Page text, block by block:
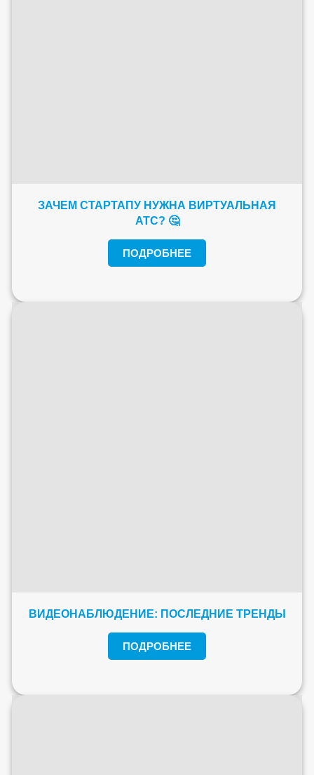
ЗАЧЕМ СТАРТАПУ НУЖНА ВИРТУАЛЬНАЯ
АТС? 🤔
ПОДРОБНЕЕ
ВИДЕОНАБЛЮДЕНИЕ: ПОСЛЕДНИЕ ТРЕНДЫ
ПОДРОБНЕЕ